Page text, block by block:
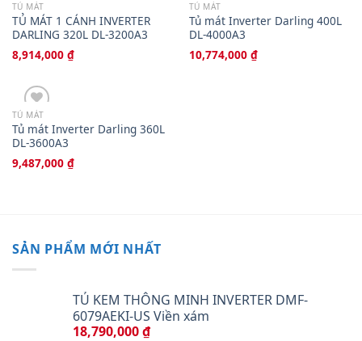
Thêm vào danh sách yêu thích
TỦ MÁT
TỦ MÁT 1 CÁNH INVERTER
DARLING 320L DL-3200A3
8,914,000 ₫
Thêm vào danh sách yêu thích
TỦ MÁT
Tủ mát Inverter Darling 400L
DL-4000A3
10,774,000 ₫
Thêm vào danh sách yêu thích
TỦ MÁT
Tủ mát Inverter Darling 360L
DL-3600A3
9,487,000 ₫
SẢN PHẨM MỚI NHẤT
TỦ KEM THÔNG MINH INVERTER DMF-
6079AEKI-US Viền xám
18,790,000₫